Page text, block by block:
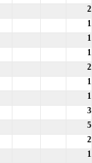
2
1
1
1
2
1
1
3
5
2
1